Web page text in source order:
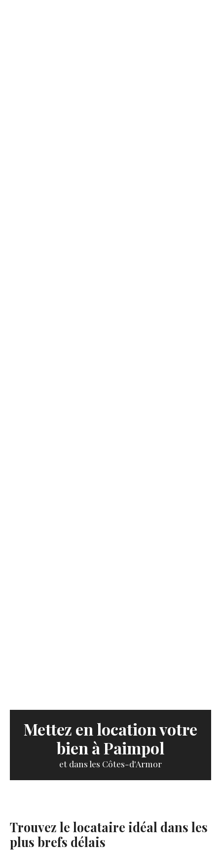
Mettez en location votre
bien à Paimpol
et dans les Côtes-d'Armor
Trouvez le locataire idéal dans les
plus brefs délais